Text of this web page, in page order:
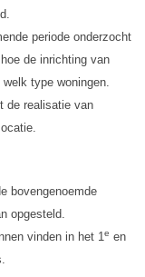
periode onderzocht
de inrichting van
type woningen.
de realisatie van
bovengenoemde
opgesteld.
vinden in het 1e en